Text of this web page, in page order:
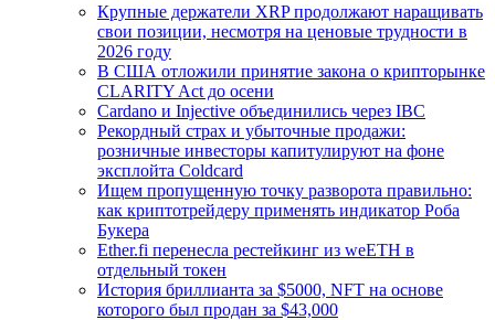
Крупные держатели XRP продолжают наращивать
свои позиции, несмотря на ценовые трудности в
2026 году
В США отложили принятие закона о крипторынке
CLARITY Act до осени
Cardano и Injective объединились через IBC
Рекордный страх и убыточные продажи:
розничные инвесторы капитулируют на фоне
эксплойта Coldcard
Ищем пропущенную точку разворота правильно:
как криптотрейдеру применять индикатор Роба
Букера
Ether.fi перенесла рестейкинг из weETH в
отдельный токен
История бриллианта за $5000, NFT на основе
которого был продан за $43,000